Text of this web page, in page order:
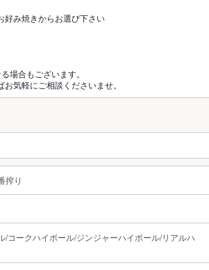
好み焼きからお選び下さい
場合もございます。
気軽にご相談くださいませ。
搾り
/コークハイボール/ジンジャーハイボール/リアルハ